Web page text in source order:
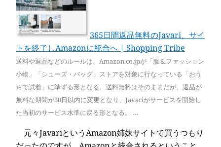
365日間返品無料のJavari、サイ
トを終了しAmazonに統合へ | Shopping Tribe
送料や返品などのルールは、Amazon.co.jpが「服＆ファッション
小物」「シューズ・バッグ」ストアを対象に行なっている「おう
ちで試着」に準ずる形となる。送料無料はそのままだが、返品が
無料な期間が30日以内に変更となり、Javariがサービスを開始し
た当初のサービス水準に戻る形となる。 …
元々JavariというAmazon姉妹サイトで買うつもり